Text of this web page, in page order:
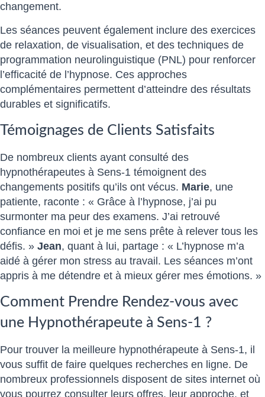
changement.
Les séances peuvent également inclure des exercices
de relaxation, de visualisation, et des techniques de
programmation neurolinguistique (PNL) pour renforcer
l’efficacité de l’hypnose. Ces approches
complémentaires permettent d’atteindre des résultats
durables et significatifs.
Témoignages de Clients Satisfaits
De nombreux clients ayant consulté des
hypnothérapeutes à Sens-1 témoignent des
changements positifs qu’ils ont vécus. Marie, une
patiente, raconte : « Grâce à l’hypnose, j’ai pu
surmonter ma peur des examens. J’ai retrouvé
confiance en moi et je me sens prête à relever tous les
défis. » Jean, quant à lui, partage : « L’hypnose m’a
aidé à gérer mon stress au travail. Les séances m’ont
appris à me détendre et à mieux gérer mes émotions. »
Comment Prendre Rendez-vous avec
une Hypnothérapeute à Sens-1 ?
Pour trouver la meilleure hypnothérapeute à Sens-1, il
vous suffit de faire quelques recherches en ligne. De
nombreux professionnels disposent de sites internet où
vous pourrez consulter leurs offres, leur approche, et